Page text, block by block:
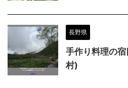
長野県
手作り料理の
村)